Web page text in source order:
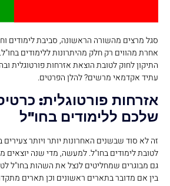
סגל מרצים מהשורה הראשונה, סביבת לימודים
אחרת מהווים רק חלק מהיתרונות ללימודים
התיקון לחוק לטובת הוצאת אזרחות פורטוגלית
עתיד אקדמאי מרשים? להלן הפרטים.
אזרחות פורטוגלית:
שלכם ללימודים בחו"ל
זה לא סוד שבשנים האחרונות יותר ויותר
לטובת לימודים בחו"ל. למעשה, מדי שנה יוצאים
גם מבוגרים שמחליטים לנצל את השהות בחו"ל
בין אם מדובר בתארים ראשונים וכן תארים